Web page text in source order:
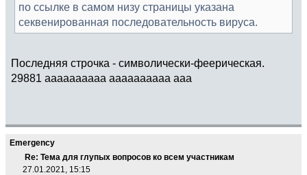
по ссылке в самом низу страницы указана
секвенированная последовательность вируса.
Последняя строчка - символически-феерическая.
29881 aaaaaaaaaa aaaaaaaaaa aaa
Emergency
Re: Тема для глупых вопросов ко всем участникам
27.01.2021, 15:15